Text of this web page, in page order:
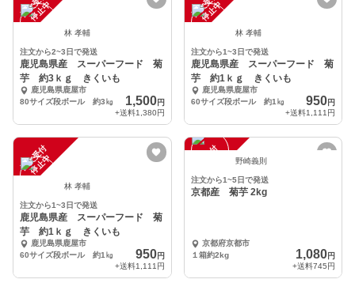
中
林 孝輔
注文から2~3日で発送
鹿児島県産 スーパーフード 菊
芋 約3ｋｇ きくいも
鹿児島県鹿屋市
80サイズ段ボール 約3㎏
1,500円
+送料1,380円
中
林 孝輔
注文から1~3日で発送
鹿児島県産 スーパーフード 菊
芋 約1ｋｇ きくいも
鹿児島県鹿屋市
60サイズ段ボール 約1㎏
950円
+送料1,111円
注
文
受
付
停
止
中
林 孝輔
注文から1~3日で発送
鹿児島県産 スーパーフード 菊
芋 約1ｋｇ きくいも
鹿児島県鹿屋市
60サイズ段ボール 約1㎏
950円
+送料1,111円
注
文
受
付
停
止 野崎義則
注文から1~5日で発送
京都産 菊芋 2kg
京都府京都市
１箱約2kg
1,080円
+送料745円